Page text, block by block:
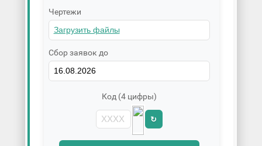
Чертежи
Сбор заявок до
Код (4 цифры)
↻